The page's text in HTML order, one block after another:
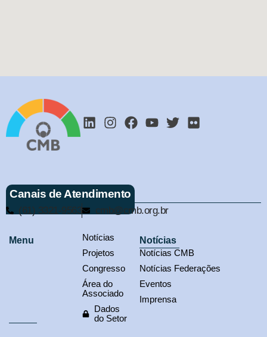
Canais de Atendimento
(61) 3321-9563 cmb@cmb.org.br
Menu
Notícias
Projetos
Congresso
Área do
Associado
Dados
do Setor
Notícias
Notícias CMB
Notícias Federações
Eventos
Imprensa